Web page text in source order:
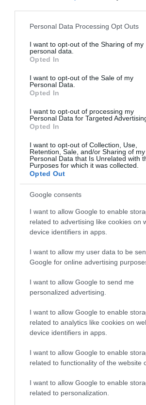
Please note that this website/app uses
not limited to your visit or usage
grant or deny consent to Google and its
use your data for below specified
consent section.
Personal Data Processing Opt Outs
I want to opt-out of the Sharing of my
personal data.
Opted In
I want to opt-out of the Sale of my
Personal Data.
Opted In
I want to opt-out of processing my
Personal Data for Targeted
Opted In
I want to opt-out of Collection, Use,
Retention, Sale, and/or Sharing of my
Personal Data that Is Unrelated with
Purposes for which it was collected.
Opted Out
Google consents
I want to allow Google to enable
related to advertising like cookies on
device identifiers in apps.
I want to allow my user data to be
Google for online advertising
I want to allow Google to send me
personalized advertising.
I want to allow Google to enable
related to analytics like cookies on
device identifiers in apps.
I want to allow Google to enable
related to functionality of the website
I want to allow Google to enable
related to personalization.
5.0
Összesen 4
5
3 0
2 0
Gelencsér Bálint
2019. November 22.
Minden zseniális.A
személyzeti tagon
egy különösen
dolgozó kopasz
Az ételek mindig
Jurić Josip
Meal was great and
too